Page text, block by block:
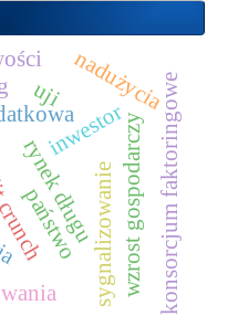
inwestor
państwo
uji
wzrost gospodarczy
rynek długusygnalizowanie
nadużyciakonsorcjum faktoringowe